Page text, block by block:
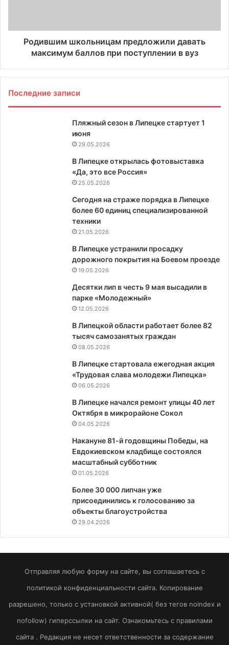
Родившим школьницам предложили давать
максимум баллов при поступлении в вуз
Последние записи
Пляжный сезон в Липецке стартует 1
июня
29.05.2026
В Липецке открылась фотовыставка
«Да, это все Россия»
25.05.2026
Сегодня на страже порядка в Липецке
более 60 единиц специализированной
техники
21.05.2026
В Липецке устранили просадку
дорожного покрытия на Боевом проезде
19.05.2026
Десятки лип в честь 9 мая высадили в
парке «Молодежный»
12.05.2026
В Липецкой области работает более 82
тысяч самозанятых граждан
08.05.2026
В Липецке стартовала ежегодная акция
«Трудовая слава молодежи Липецка»
06.05.2026
В Липецке начался ремонт улицы 40 лет
Октября в микрорайоне Сокол
04.05.2026
Накануне 81-й годовщины Победы, на
Евдокиевском кладбище состоялся
масштабный субботник
01.05.2026
Более 30 000 липчан уже
присоединились к голосованию за
объекты благоустройства
29.04.2026
Отправляя любую форму на сайте, вы соглашаетесь с
политикой конфиденциальности сайта. Копирование
разрешено, только с установкой активной( без тегов noindex и
nofollow) гиперссылки на сайт. Ознакомьтесь с правилами
сайта . Редакция не несет ответственности за содержание